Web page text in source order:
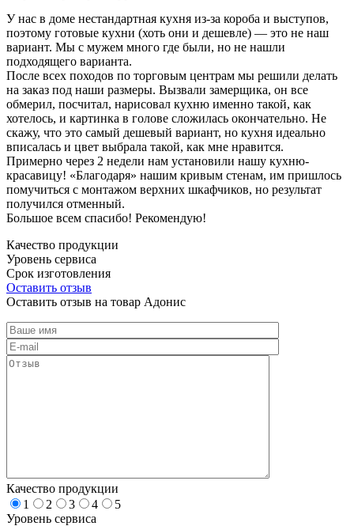
У нас в доме нестандартная кухня из-за короба и выступов,
поэтому готовые кухни (хоть они и дешевле) — это не наш
вариант. Мы с мужем много где были, но не нашли
подходящего варианта.
После всех походов по торговым центрам мы решили делать
на заказ под наши размеры. Вызвали замерщика, он все
обмерил, посчитал, нарисовал кухню именно такой, как
хотелось, и картинка в голове сложилась окончательно. Не
скажу, что это самый дешевый вариант, но кухня идеально
вписалась и цвет выбрала такой, как мне нравится.
Примерно через 2 недели нам установили нашу кухню-
красавицу! «Благодаря» нашим кривым стенам, им пришлось
помучиться с монтажом верхних шкафчиков, но результат
получился отменный.
Большое всем спасибо! Рекомендую!
Качество продукции
Уровень сервиса
Срок изготовления
Оставить отзыв
Оставить отзыв на товар Адонис
Качество продукции
1
2 3 4
5
Уровень сервиса